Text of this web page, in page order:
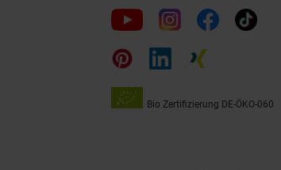
Folge
uns
auf
Bio Zertifizierung DE-ÖKO-060